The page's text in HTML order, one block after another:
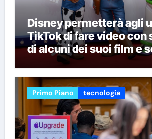
Disney permetterà agli
TikTok di fare video con
di alcuni dei suoi film e
Primo Piano tecnologia